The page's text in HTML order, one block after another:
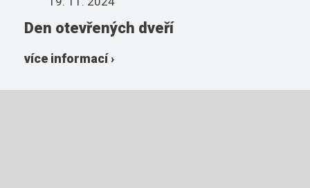
Den otevřených dveří
více informací ›